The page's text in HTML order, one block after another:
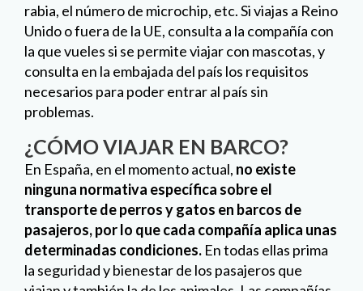
rabia, el número de microchip, etc. Si viajas a Reino
Unido o fuera de la UE, consulta a la compañía con
la que vueles si se permite viajar con mascotas, y
consulta en la embajada del país los requisitos
necesarios para poder entrar al país sin
problemas.
¿CÓMO VIAJAR EN BARCO?
En España, en el momento actual, no existe
ninguna normativa específica sobre el
transporte de perros y gatos en barcos de
pasajeros, por lo que cada compañía aplica unas
determinadas condiciones. En todas ellas prima
la seguridad y bienestar de los pasajeros que